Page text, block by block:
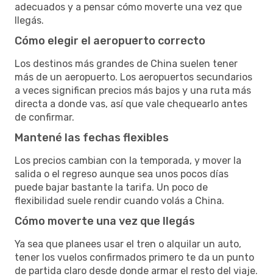
adecuados y a pensar cómo moverte una vez que
llegás.
Cómo elegir el aeropuerto correcto
Los destinos más grandes de China suelen tener
más de un aeropuerto. Los aeropuertos secundarios
a veces significan precios más bajos y una ruta más
directa a donde vas, así que vale chequearlo antes
de confirmar.
Mantené las fechas flexibles
Los precios cambian con la temporada, y mover la
salida o el regreso aunque sea unos pocos días
puede bajar bastante la tarifa. Un poco de
flexibilidad suele rendir cuando volás a China.
Cómo moverte una vez que llegás
Ya sea que planees usar el tren o alquilar un auto,
tener los vuelos confirmados primero te da un punto
de partida claro desde donde armar el resto del viaje.